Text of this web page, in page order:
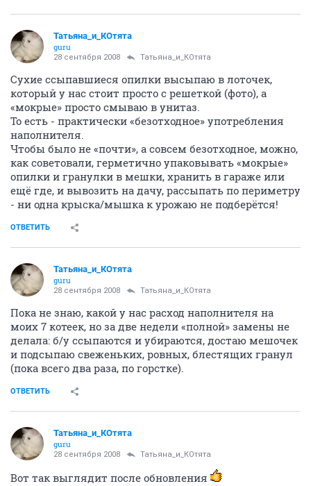
Татьяна_и_КОтята
guru
28 сентября 2008 Татьяна_и_КОтята
Сухие ссыпавшиеся опилки высыпаю в лоточек,
который у нас стоит просто с решеткой (фото), а
«мокрые» просто смываю в унитаз.
То есть - практически «безотходное» употребления
наполнителя.
Чтобы было не «почти», а совсем безотходное, можно,
как советовали, герметично упаковывать «мокрые»
опилки и гранулки в мешки, хранить в гараже или
ещё где, и вывозить на дачу, рассыпать по периметру
- ни одна крыска/мышка к урожаю не подберётся!
ОТВЕТИТЬ
Татьяна_и_КОтята
guru
28 сентября 2008 Татьяна_и_КОтята
Пока не знаю, какой у нас расход наполнителя на
моих 7 котеек, но за две недели «полной» замены не
делала: б/у ссыпаются и убираются, достаю мешочек
и подсыпаю свеженьких, ровных, блестящих гранул
(пока всего два раза, по горстке).
ОТВЕТИТЬ
Татьяна_и_КОтята
guru
28 сентября 2008 Татьяна_и_КОтята
Вот так выглядит после обновления